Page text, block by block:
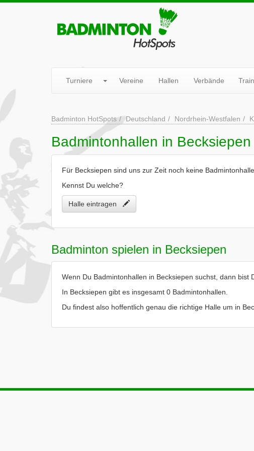
Turniere Vereine Hallen Verbände
Badminton HotSpots Deutschland Nordrhein-Westfalen
Badmintonhallen in Becksiepen
Für Becksiepen sind uns zur Zeit noch keine
Kennst Du welche?
Halle eintragen
Badminton spielen in Becksiepen
Wenn Du Badmintonhallen in Becksiepen suchst, dann bist
In Becksiepen gibt es insgesamt 0 Badmintonhallen.
Du findest also hoffentlich genau die richtige Halle um in